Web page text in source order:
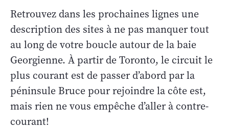
Retrouvez dans les prochaines lignes une
description des sites à ne pas manquer tout
au long de votre boucle autour de la baie
Georgienne. À partir de Toronto, le circuit le
plus courant est de passer d’abord par la
péninsule Bruce pour rejoindre la côte est,
mais rien ne vous empêche d’aller à contre-
courant!